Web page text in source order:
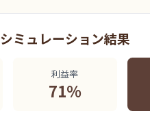
シミュレーション結果
利益率
71%